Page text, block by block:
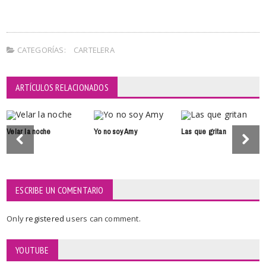
CATEGORÍAS: CARTELERA
ARTÍCULOS RELACIONADOS
Velar la noche Yo no soy Amy Las que gritan
ESCRIBE UN COMENTARIO
Onlyregisteredusers can comment.
YOUTUBE